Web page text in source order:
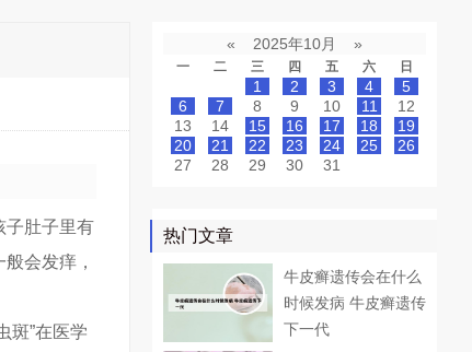
子肚子里有
会发痒，
斑”在医学
« 2025年10月 »
一 二 三 四 五 六 日
1 2 3 4
5
6
7 8 9 10 11
12
13
14 15 16 17 18
19
20
21 22 23 24 25
26
27
28 29 30 31
热门文章
牛皮癣遗传会在什么
时候发病 牛皮癣遗传
下一代